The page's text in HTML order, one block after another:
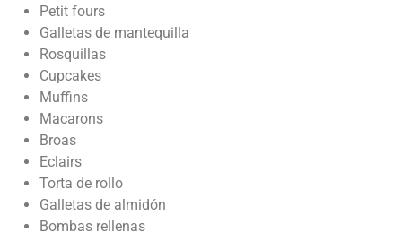
Petit fours
Galletas de mantequilla
Rosquillas
Cupcakes
Muffins
Macarons
Broas
Eclairs
Torta de rollo
Galletas de almidón
Bombas rellenas